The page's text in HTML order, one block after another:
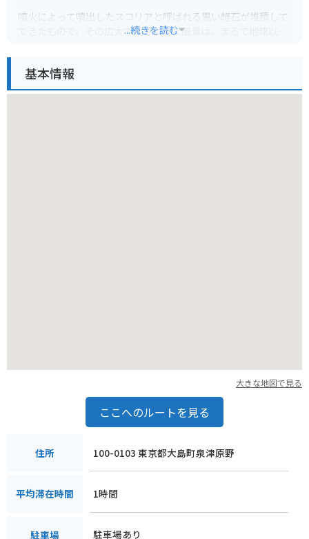
噴火によって噴出したスコリアと呼ばれる黒い軽石が堆積して
できたもので、その広大で荒涼とした風景は、まるで地球以外
周囲には、三原山や裏砂漠展望台など、絶景ポイントが点在し
ており、ハイキングコースとしても人気があります。
...続きを読む
基本情報
大きな地図で見る
ここへのルートを見る
住所 100-0103 東京都大島町泉津原野
平均滞在時間 1時間
駐車場 駐車場あり